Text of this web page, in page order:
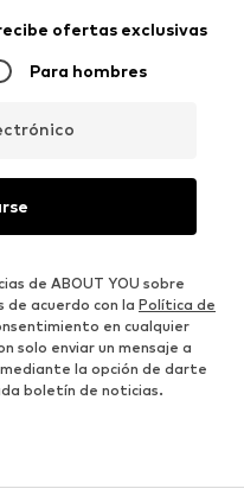
ofertas exclusivas
Para hombres
de ABOUT YOU sobre
acuerdo con la Política de
en cualquier
solo enviar un mensaje a
la opción de darte
boletín de noticias.